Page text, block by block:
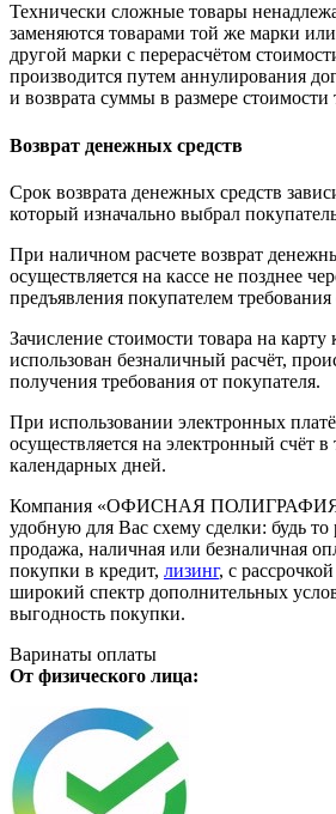
Технически сложные товары
заменяются товарами той же марки
другой марки с перерасчётом
производится путем аннулирования
и возврата суммы в размере стоимости
Возврат денежных средств
Срок возврата денежных средств
который изначально выбрал
При наличном расчете возврат
осуществляется на кассе не позднее
предъявления покупателем требования
Зачисление стоимости товара на
использован безналичный расчёт,
получения требования от покупателя.
При использовании электронных
осуществляется на электронный счёт в
календарных дней.
Компания «ОФИСНАЯ ПОЛИГРАФИЯ
удобную для Вас схему сделки: будь
продажа, наличная или безналичная
покупки в кредит, лизинг, с
широкий спектр дополнительных
выгодность покупки.
Варинаты оплаты
От физического лица: